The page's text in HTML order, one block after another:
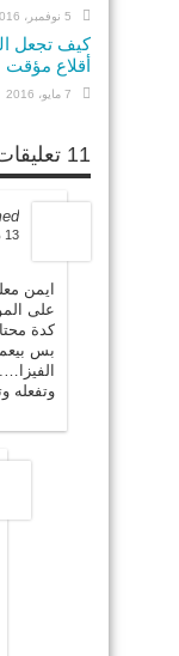
5 نوفمبر، 2016
كيف تجعل
أقلاع مؤقت
7 مايو، 2016
11 تعليقات
13 ديسمبر، 2011 في 8:13 ص
ايمن
على
كدة
بس
وتفعله